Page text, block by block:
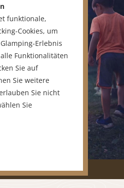
funktionale,
Cookies, um
Erlebnis
Funktionalitäten
Sie auf
Sie weitere
Sie nicht
Sie